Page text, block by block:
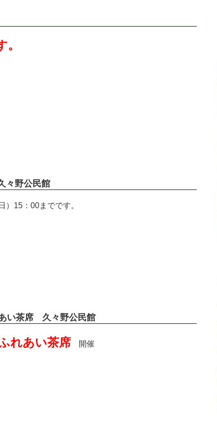
々野公民館
）15：00までです。
い茶席 久々野公民館
れあい茶席 開催